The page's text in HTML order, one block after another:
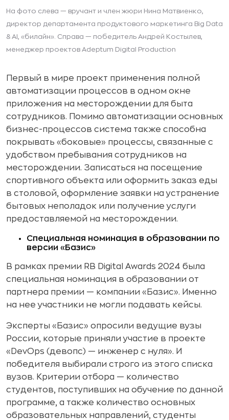
На фото слева — вручант и член жюри Нина Матвиенко,
директор департамента продуктового маркетинга Big Data
& AI, «билайн». Справа — победитель Андрей Костылев,
менеджер проектов Adeptum Digital Production
Первый в мире проект применения полной
автоматизации процессов в одном окне
приложения на месторождении для быта
сотрудников. Помимо автоматизации основных
бизнес-процессов система также способна
покрывать «боковые» процессы, связанные с
удобством пребывания сотрудников на
месторождении. Записаться на посещение
спортивного объекта или оформить заказ еды
в столовой, оформление заявки на устранение
бытовых неполадок или получение услуги
предоставляемой на месторождении.
Специальная номинация в образовании по
версии «Базис»
В рамках премии RB Digital Awards 2024 была
специальная номинация в образовании от
партнера премии — компании «Базис». Именно
на нее участники не могли подавать кейсы.
Эксперты «Базис» опросили ведущие вузы
России, которые приняли участие в проекте
«DevOps (девопс) — инженер с нуля». И
победителя выбирали строго из этого списка
вузов. Критерии отбора — количество
студентов, поступивших на обучение по данной
программе, а также количество основных
образовательных направлений, студенты